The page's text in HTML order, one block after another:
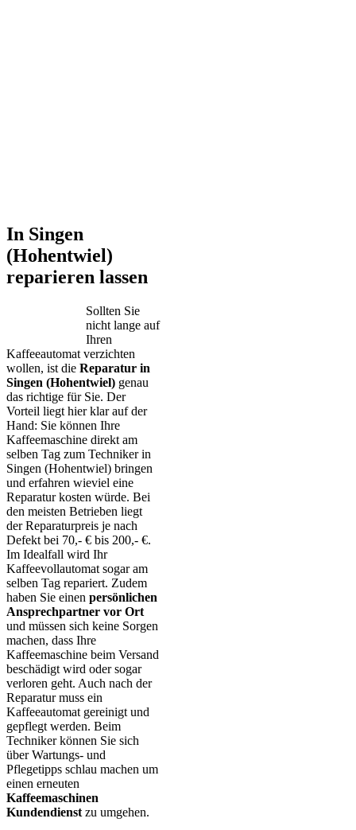
In Singen
(Hohentwiel)
reparieren lassen
Sollten Sie
nicht lange auf
Ihren
Kaffeeautomat verzichten
wollen, ist die Reparatur in
Singen (Hohentwiel) genau
das richtige für Sie. Der
Vorteil liegt hier klar auf der
Hand: Sie können Ihre
Kaffeemaschine direkt am
selben Tag zum Techniker in
Singen (Hohentwiel) bringen
und erfahren wieviel eine
Reparatur kosten würde. Bei
den meisten Betrieben liegt
der Reparaturpreis je nach
Defekt bei 70,- € bis 200,- €.
Im Idealfall wird Ihr
Kaffeevollautomat sogar am
selben Tag repariert. Zudem
haben Sie einen persönlichen
Ansprechpartner vor Ort
und müssen sich keine Sorgen
machen, dass Ihre
Kaffeemaschine beim Versand
beschädigt wird oder sogar
verloren geht. Auch nach der
Reparatur muss ein
Kaffeeautomat gereinigt und
gepflegt werden. Beim
Techniker können Sie sich
über Wartungs- und
Pflegetipps schlau machen um
einen erneuten
Kaffeemaschinen
Kundendienst zu umgehen.